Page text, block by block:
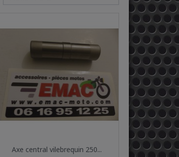
Aperçu rapide
Axe central vilebrequin 250...